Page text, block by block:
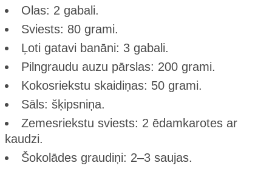
Olas: 2 gabali.
Sviests: 80 grami.
Ļoti gatavi banāni: 3 gabali.
Pilngraudu auzu pārslas: 200 grami.
Kokosriekstu skaidiņas: 50 grami.
Sāls: šķipsniņa.
Zemesriekstu sviests: 2 ēdamkarotes ar
kaudzi.
Šokolādes graudiņi: 2–3 saujas.